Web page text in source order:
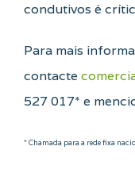
condutivos é
Para mais
contacte
527 017* e
* Chamada para a rede fixa